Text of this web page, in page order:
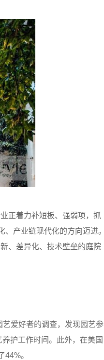
正着力补短板、强弱项，抓
产业链现代化的方向迈进。
、差异化、技术壁垒的庭院
爱好者的调查，发现园艺参
护工作时间。此外，在美国
。